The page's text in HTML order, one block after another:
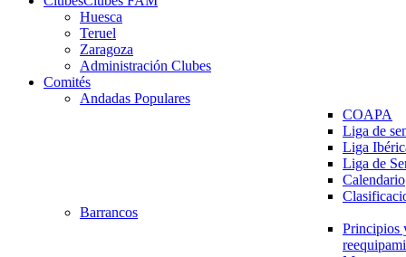
Huesca
Teruel
Zaragoza
Administración Clubes
Comités
Andadas Populares
COAPA
Liga de
Liga
Liga de
Calendario
Barrancos
Principios